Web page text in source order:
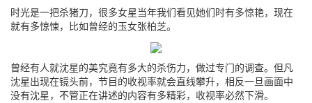
时光是一把杀猪刀，很多女星当年我们看见她们时有多惊艳，现在
就有多惊悚，比如曾经的玉女张柏芝。
曾经有人就沈星的美究竟有多大的杀伤力，做过专门的调查。但凡
沈星出现在镜头前，节目的收视率就会直线攀升，相反一旦画面中
没有沈星，不管正在讲述的内容有多精彩，收视率必然下滑。